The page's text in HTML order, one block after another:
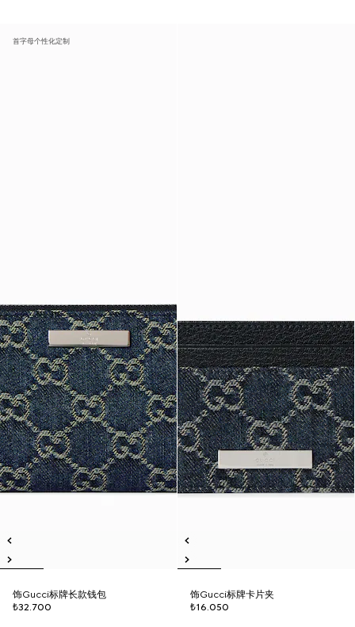
首字母个性化定制
饰Gucci标牌长款钱包
₺32.700
饰Gucci标牌卡片夹
₺16.050